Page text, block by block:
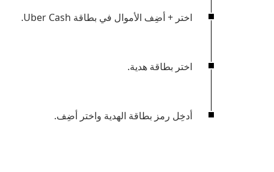
اختر + أضِف الأموال في بطاقة Uber Cash.
اختر بطاقة هدية.
أدخِل رمز بطاقة الهدية واختر أضِف.